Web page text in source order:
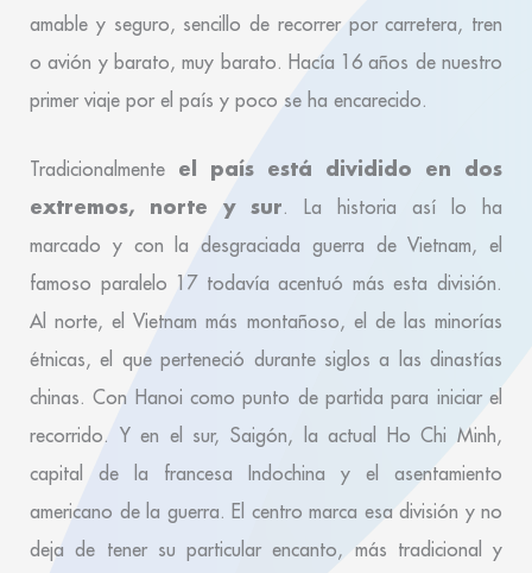
amable y seguro, sencillo de recorrer por carretera, tren
o avión y barato, muy barato. Hacía 16 años de nuestro
primer viaje por el país y poco se ha encarecido.
Tradicionalmente el país está dividido en dos
extremos, norte y sur. La historia así lo ha
marcado y con la desgraciada guerra de Vietnam, el
famoso paralelo 17 todavía acentuó más esta división.
Al norte, el Vietnam más montañoso, el de las minorías
étnicas, el que perteneció durante siglos a las dinastías
chinas. Con Hanoi como punto de partida para iniciar el
recorrido. Y en el sur, Saigón, la actual Ho Chi Minh,
capital de la francesa Indochina y el asentamiento
americano de la guerra. El centro marca esa división y no
deja de tener su particular encanto, más tradicional y